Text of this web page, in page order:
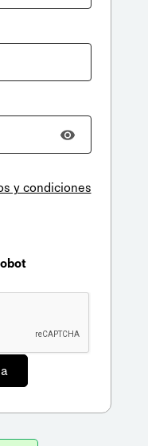
y condiciones